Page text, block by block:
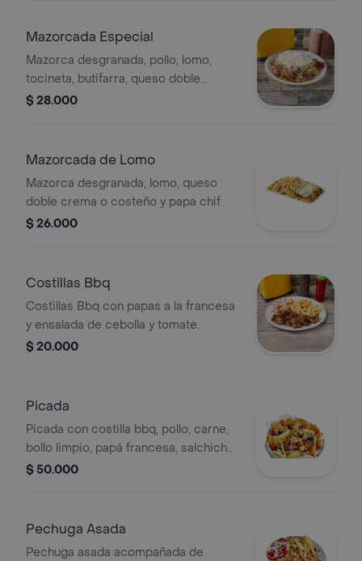
Mazorcada Especial
Mazorca desgranada, pollo, lomo,
tocineta, butifarra, queso doble
crema o costeño y papa chif.
$ 28.000
Mazorcada de Lomo
Mazorca desgranada, lomo, queso
doble crema o costeño y papa chif.
$ 26.000
Costillas Bbq
Costillas Bbq con papas a la francesa
y ensalada de cebolla y tomate.
$ 20.000
Picada
Picada con costilla bbq, pollo, carne,
bollo limpio, papá francesa, salchicha,
patacones y queso costeño.
$ 50.000
Pechuga Asada
Pechuga asada acompañada de